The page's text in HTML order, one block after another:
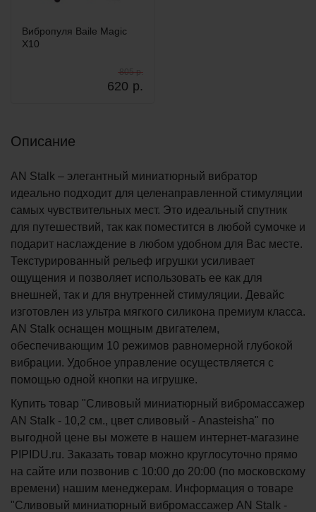
Вибропуля Baile Magic
X10
620 р.
805 р.
Описание
AN Stalk – элегантный миниатюрный вибратор
идеально подходит для целенаправленной стимуляции
самых чувствительных мест. Это идеальный спутник
для путешествий, так как поместится в любой сумочке и
подарит наслаждение в любом удобном для Вас месте.
Текстурированный рельеф игрушки усиливает
ощущения и позволяет использовать ее как для
внешней, так и для внутренней стимуляции. Девайс
изготовлен из ультра мягкого силикона премиум класса.
AN Stalk оснащен мощным двигателем,
обеспечивающим 10 режимов равномерной глубокой
вибрации. Удобное управление осуществляется с
помощью одной кнопки на игрушке.
Купить товар "Сливовый миниатюрный вибромассажер
AN Stalk - 10,2 см., цвет сливовый - Anasteisha" по
выгодной цене вы можете в нашем интернет-магазине
PIPIDU.ru. Заказать товар можно круглосуточно прямо
на сайте или позвонив с 10:00 до 20:00 (по московскому
времени) нашим менеджерам. Информация о товаре
"Сливовый миниатюрный вибромассажер AN Stalk -